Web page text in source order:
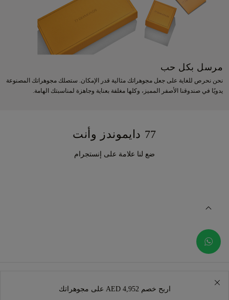
مرسل بكل حب
نحن نحرص للغاية على جعل مجوهراتك مثالية قدر الإمكان. ستصلك مجوهراتك المصنوعة
يدويًا في صندوقنا الأصفر المميز، وكلها مغلفة بعناية وجاهزة لمناسبتك الهامة.
77 دايموندز وأنت
ضع لنا علامة على إنستجرام
اربح خصم AED 4,952 على مجوهراتك